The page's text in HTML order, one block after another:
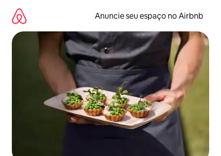
para
conteúdo
Anuncie seu espaço no Airbnb